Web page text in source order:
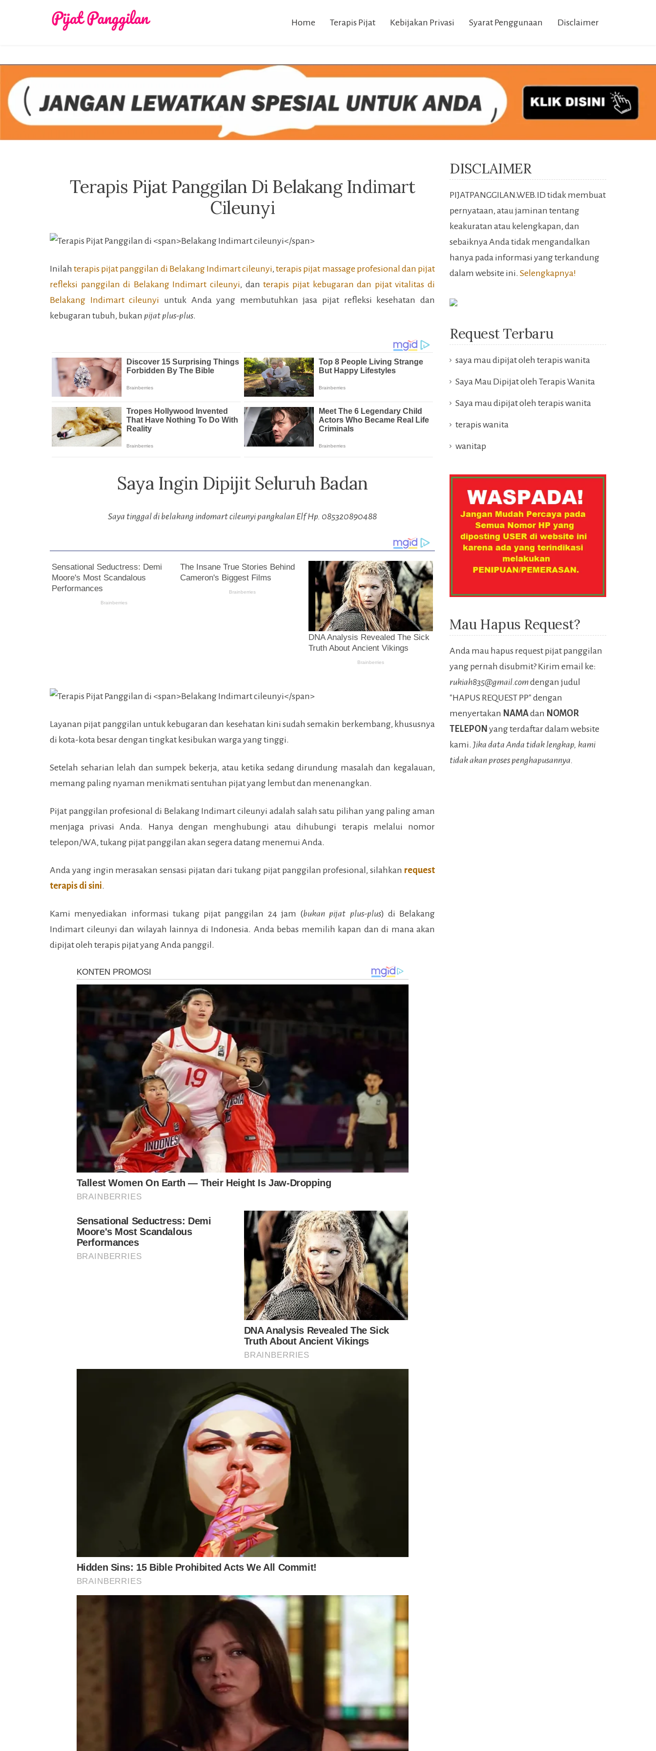
Home Terapis Pijat Kebijakan Privasi Syarat Penggunaan Disclaimer
Terapis Pijat Panggilan Di Belakang Indimart
Cileunyi
Inilahterapis pijat panggilan di Belakang Indimart cileunyi,terapis pijat massage profesional dan pijat
refleksi panggilan di Belakang Indimart cileunyi, danterapis pijat kebugaran dan pijat vitalitas di
Belakang Indimart cileunyi untuk Anda yang membutuhkan jasa pijat refleksi kesehatan dan
kebugaran tubuh, bukan pijat plus-plus.
Saya Ingin Dipijit Seluruh Badan
Saya tinggal di belakang indomart cileunyi pangkalan Elf Hp. 085320890488
Layanan pijat panggilan untuk kebugaran dan kesehatan kini sudah semakin berkembang, khususnya
di kota-kota besar dengan tingkat kesibukan warga yang tinggi.
Setelah seharian lelah dan sumpek bekerja, atau ketika sedang dirundung masalah dan kegalauan,
memang paling nyaman menikmati sentuhan pijat yang lembut dan menenangkan.
Pijat panggilan profesional di Belakang Indimart cileunyi adalah salah satu pilihan yang paling aman
menjaga privasi Anda. Hanya dengan menghubungi atau dihubungi terapis melalui nomor
telepon/WA, tukang pijat panggilan akan segera datang menemui Anda.
Anda yang ingin merasakan sensasi pijatan dari tukang pijat panggilan profesional, silahkan request
terapis di sini.
Kami menyediakan informasi tukang pijat panggilan 24 jam (bukan pijat plus-plus) di Belakang
Indimart cileunyi dan wilayah lainnya di Indonesia. Anda bebas memilih kapan dan di mana akan
dipijat oleh terapis pijat yang Anda panggil.
DISCLAIMER
PIJATPANGGILAN.WEB.ID tidak membuat
pernyataan, atau jaminan tentang
keakuratan atau kelengkapan, dan
sebaiknya Anda tidak mengandalkan
hanya pada informasi yang terkandung
dalam website ini. Selengkapnya!
Request Terbaru
saya mau dipijat oleh terapis wanita
Saya Mau Dipijat oleh Terapis Wanita
Saya mau dipijat oleh terapis wanita
terapis wanita
wanitap
Mau Hapus Request?
Anda mau hapus request pijat panggilan
yang pernah disubmit? Kirim email ke:
rukiah835@gmail.comdengan judul
"HAPUS REQUEST PP" dengan
menyertakan NAMAdan NOMOR
TELEPON yang terdaftar dalam website
kami. Jika data Anda tidak lengkap, kami
tidak akan proses penghapusannya.